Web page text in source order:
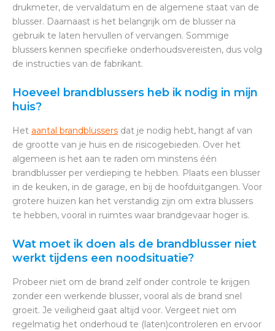
drukmeter, de vervaldatum en de algemene staat van de
blusser. Daarnaast is het belangrijk om de blusser na
gebruik te laten hervullen of vervangen. Sommige
blussers kennen specifieke onderhoudsvereisten, dus volg
de instructies van de fabrikant.
Hoeveel brandblussers heb ik nodig in mijn
huis?
Het aantal brandblussers dat je nodig hebt, hangt af van
de grootte van je huis en de risicogebieden. Over het
algemeen is het aan te raden om minstens één
brandblusser per verdieping te hebben. Plaats een blusser
in de keuken, in de garage, en bij de hoofduitgangen. Voor
grotere huizen kan het verstandig zijn om extra blussers
te hebben, vooral in ruimtes waar brandgevaar hoger is.
Wat moet ik doen als de brandblusser niet
werkt tijdens een noodsituatie?
Probeer niet om de brand zelf onder controle te krijgen
zonder een werkende blusser, vooral als de brand snel
groeit. Je veiligheid gaat altijd voor. Vergeet niet om
regelmatig het onderhoud te (laten)controleren en ervoor